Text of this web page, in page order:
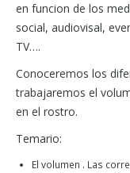
en funcion de los
social, audiovisal,
TV….
Conoceremos los
trabajaremos el
en el rostro.
Temario:
El volumen . Las